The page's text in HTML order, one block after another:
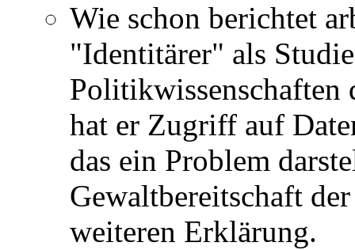
Wie schon berichtet
"Identitärer" als
Politikwissenschaften
hat er Zugriff auf
das ein Problem
Gewaltbereitschaft
weiteren Erklärung.